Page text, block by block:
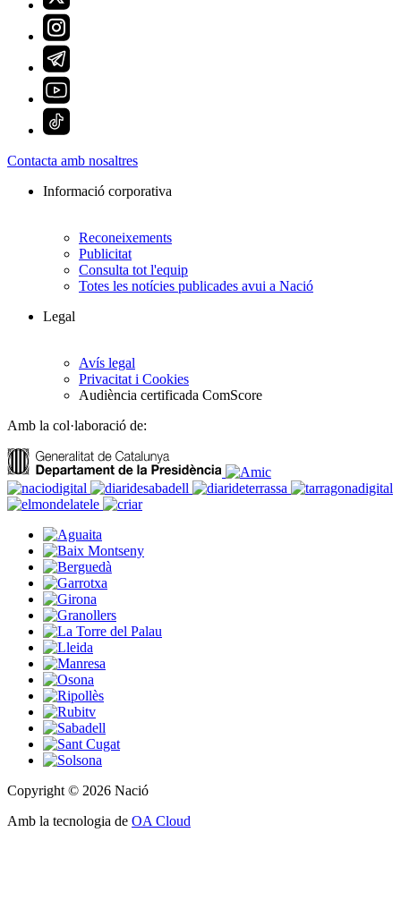
Contacta amb nosaltres
Informació corporativa
Reconeixements
Publicitat
Consulta tot l'equip
Totes les notícies publicades avui a Nació
Legal
Avís legal
Privacitat i Cookies
Audiència certificada ComScore
Amb la col·laboració de:
Copyright © 2026 Nació
Amb la tecnologia de OA Cloud